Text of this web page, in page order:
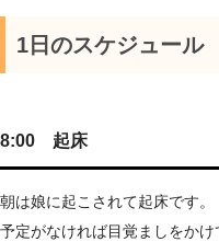
1日のスケジュール
8:00 起床
朝は娘に起こされて起床です。
予定がなければ目覚ましをかけ